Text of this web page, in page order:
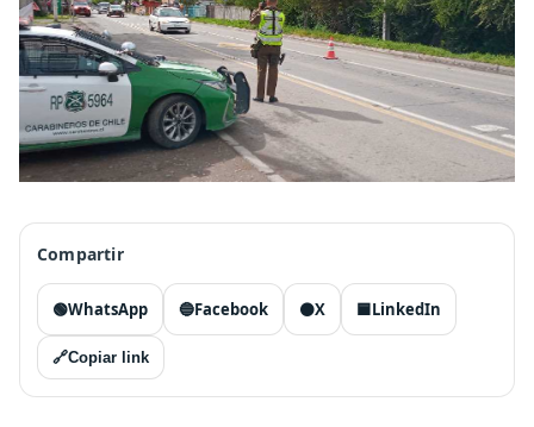
Compartir
🟢WhatsApp 🔵Facebook ⚫X 🟦LinkedIn
🔗Copiar link